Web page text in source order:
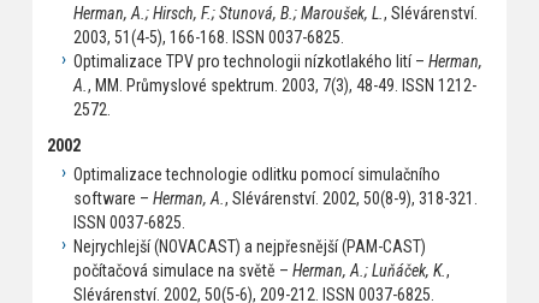
Herman, A.; Hirsch, F.; Stunová, B.; Maroušek, L. , Slévárenství.
2003, 51(4-5), 166-168. ISSN 0037-6825.
Optimalizace TPV pro technologii nízkotlakého lití – Herman,
A. , MM. Průmyslové spektrum. 2003, 7(3), 48-49. ISSN 1212-
2572.
2002
Optimalizace technologie odlitku pomocí simulačního
software – Herman, A. , Slévárenství. 2002, 50(8-9), 318-321.
ISSN 0037-6825.
Nejrychlejší (NOVACAST) a nejpřesnější (PAM-CAST)
počítačová simulace na světě – Herman, A.; Luňáček, K.,
Slévárenství. 2002, 50(5-6), 209-212. ISSN 0037-6825.